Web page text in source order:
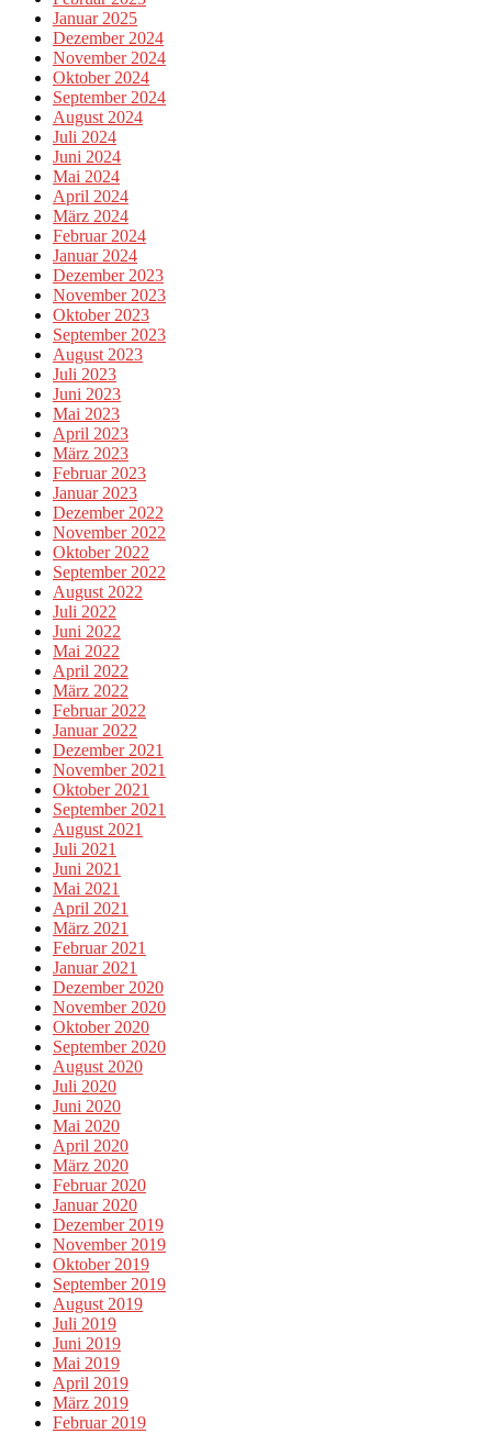
Januar 2025
Dezember 2024
November 2024
Oktober 2024
September 2024
August 2024
Juli 2024
Juni 2024
Mai 2024
April 2024
März 2024
Februar 2024
Januar 2024
Dezember 2023
November 2023
Oktober 2023
September 2023
August 2023
Juli 2023
Juni 2023
Mai 2023
April 2023
März 2023
Februar 2023
Januar 2023
Dezember 2022
November 2022
Oktober 2022
September 2022
August 2022
Juli 2022
Juni 2022
Mai 2022
April 2022
März 2022
Februar 2022
Januar 2022
Dezember 2021
November 2021
Oktober 2021
September 2021
August 2021
Juli 2021
Juni 2021
Mai 2021
April 2021
März 2021
Februar 2021
Januar 2021
Dezember 2020
November 2020
Oktober 2020
September 2020
August 2020
Juli 2020
Juni 2020
Mai 2020
April 2020
März 2020
Februar 2020
Januar 2020
Dezember 2019
November 2019
Oktober 2019
September 2019
August 2019
Juli 2019
Juni 2019
Mai 2019
April 2019
März 2019
Februar 2019